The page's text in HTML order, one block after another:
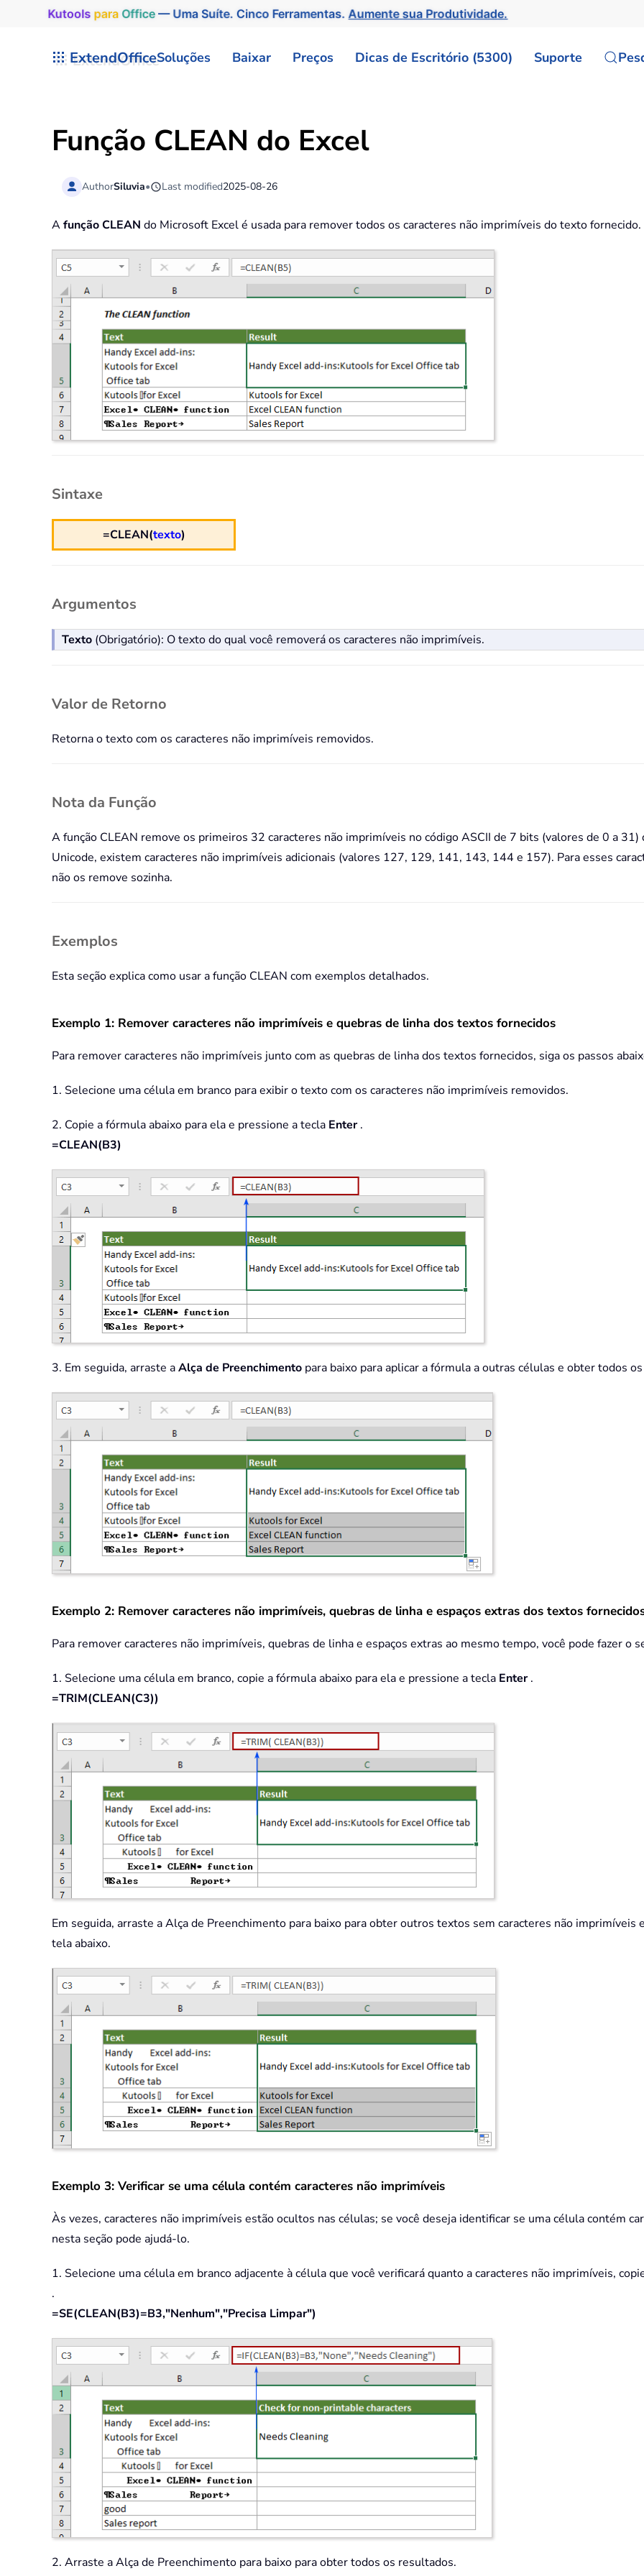
Kutools para Office— Uma Suíte. Cinco Ferramentas.Aumente sua Produtividade.
ExtendOfficeSoluções Baixar Preços Dicas de Escritório (5300) Suporte
Função CLEAN do Excel
AuthorSiluvia• Last modified2025-08-26
Afunção CLEAN do Microsoft Excel é usada para remover todos os caracteres não imprimíveis do texto fornecido.
Sintaxe
=CLEAN(texto)
Argumentos
Texto (Obrigatório): O texto do qual você removerá os caracteres não imprimíveis.
Valor de Retorno
Retorna o texto com os caracteres não imprimíveis removidos.
Nota da Função
A função CLEAN remove os primeiros 32 caracteres não imprimíveis no código ASCII de 7 bits (valores de 0 a
Unicode, existem caracteres não imprimíveis adicionais (valores 127, 129, 141, 143, 144 e 157). Para esses
não os remove sozinha.
Exemplos
Esta seção explica como usar a função CLEAN com exemplos detalhados.
Exemplo 1: Remover caracteres não imprimíveis e quebras de linha dos textos fornecidos
Para remover caracteres não imprimíveis junto com as quebras de linha dos textos fornecidos, siga os passos
1. Selecione uma célula em branco para exibir o texto com os caracteres não imprimíveis removidos.
2. Copie a fórmula abaixo para ela e pressione a tecla Enter.
=CLEAN(B3)
3. Em seguida, arraste aAlça de Preenchimento para baixo para aplicar a fórmula a outras células e obter todos
Exemplo 2: Remover caracteres não imprimíveis, quebras de linha e espaços extras dos textos
Para remover caracteres não imprimíveis, quebras de linha e espaços extras ao mesmo tempo, você pode fazer o
1. Selecione uma célula em branco, copie a fórmula abaixo para ela e pressione a tecla Enter.
=TRIM(CLEAN(C3))
Em seguida, arraste a Alça de Preenchimento para baixo para obter outros textos sem caracteres não imprimíveis
tela abaixo.
Exemplo 3: Verificar se uma célula contém caracteres não imprimíveis
Às vezes, caracteres não imprimíveis estão ocultos nas células; se você deseja identificar se uma célula contém
nesta seção pode ajudá-lo.
1. Selecione uma célula em branco adjacente à célula que você verificará quanto a caracteres não imprimíveis,
.
=SE(CLEAN(B3)=B3,"Nenhum","Precisa Limpar")
2. Arraste a Alça de Preenchimento para baixo para obter todos os resultados.